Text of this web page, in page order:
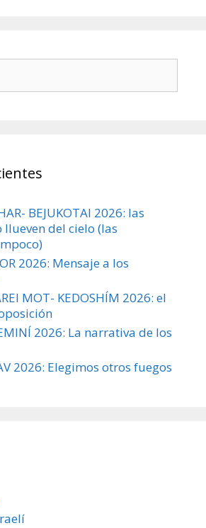
BEJUKOTAI 2026: las
llueven del cielo (las
2026: Mensaje a los
MOT- KEDOSHÍM 2026: el
2026: La narrativa de los
2026: Elegimos otros fuegos